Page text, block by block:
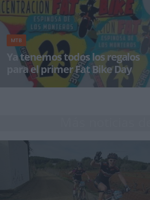
MTB
Ya tenemos todos los regalos
para el primer Fat Bike Day
Este fin de semana se celebra el primer Fat Bike